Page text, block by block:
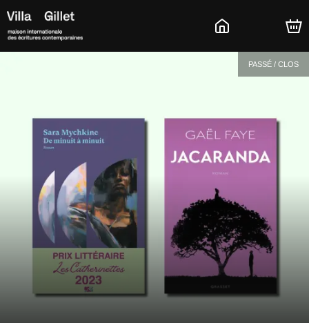
PASSÉ / CLOS